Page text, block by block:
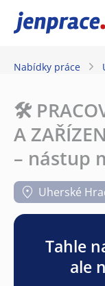
JenPráce.cz
Nabídky práce
🛠️
A
– nástup
Uherské
Tahle
ale